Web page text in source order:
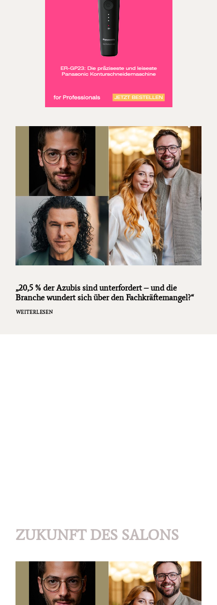
„20,5 % der Azubis sind unterfordert – und die
Branche wundert sich über den Fachkräftemangel?“
WEITERLESEN
ZUKUNFT DES SALONS